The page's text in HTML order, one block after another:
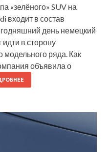
«зелёного» SUV на
входит в состав
день немецкий
в сторону
модельного ряда. Как
объявила о